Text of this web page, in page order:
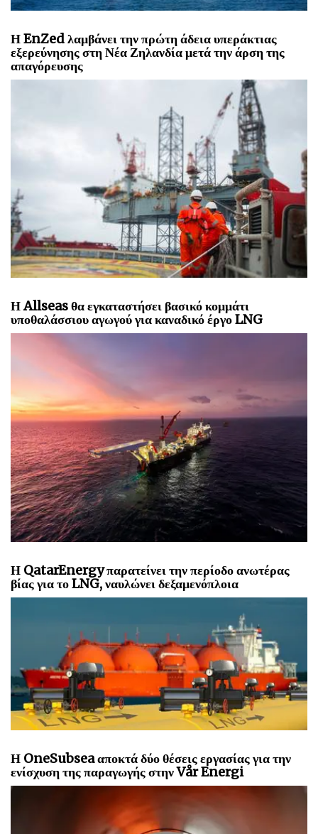
Η EnZed λαμβάνει την πρώτη άδεια υπεράκτιας
εξερεύνησης στη Νέα Ζηλανδία μετά την άρση της
απαγόρευσης
Η Allseas θα εγκαταστήσει βασικό κομμάτι
υποθαλάσσιου αγωγού για καναδικό έργο LNG
Η QatarEnergy παρατείνει την περίοδο ανωτέρας
βίας για το LNG, ναυλώνει δεξαμενόπλοια
Η OneSubsea αποκτά δύο θέσεις εργασίας για την
ενίσχυση της παραγωγής στην Vår Energi